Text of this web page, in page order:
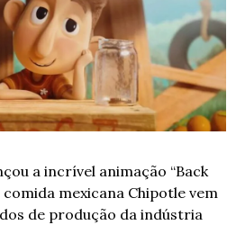
a incrível animação “Back
mexicana Chipotle vem
de produção da indústria